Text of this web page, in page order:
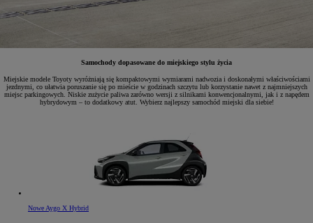
Samochody dopasowane do miejskiego stylu życia
Miejskie modele Toyoty wyróżniają się kompaktowymi wymiarami nadwozia i doskonałymi właściwościami
jezdnymi, co ułatwia poruszanie się po mieście w godzinach szczytu lub korzystanie nawet z najmniejszych
miejsc parkingowych. Niskie zużycie paliwa zarówno wersji z silnikami konwencjonalnymi, jak i z napędem
hybrydowym – to dodatkowy atut. Wybierz najlepszy samochód miejski dla siebie!
Nowe Aygo X Hybrid